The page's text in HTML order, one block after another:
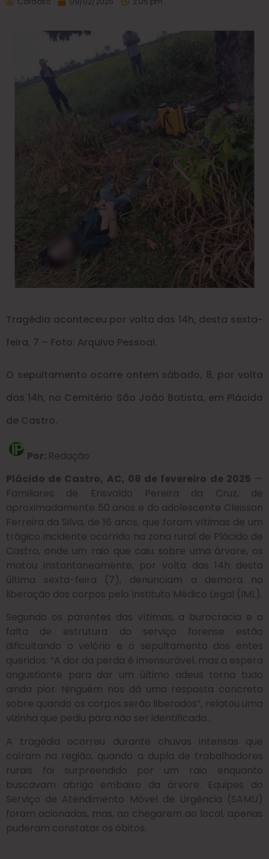
Tragédia aconteceu por volta das 14h, desta sexta-
feira, 7 – Foto: Arquivo Pessoal.
O sepultamento ocorre ontem sábado, 8, por volta
das 14h, no Cemitério São João Batista, em Plácido
de Castro.
Por: Redação
Plácido de Castro, AC, 08 de fevereiro de 2025 —
Familiares de Erisvaldo Pereira da Cruz, de
aproximadamente 50 anos e do adolescente Cleisson
Ferreira da Silva, de 16 anos, que foram vítimas de um
trágico incidente ocorrido na zona rural de Plácido de
Castro, onde um raio que caiu sobre uma árvore, os
matou instantaneamente, por volta das 14h desta
última sexta-feira (7), denunciam a demora na
liberação dos corpos pelo Instituto Médico Legal (IML).
Segundo os parentes das vítimas, a burocracia e a
falta de estrutura do serviço forense estão
dificultando o velório e o sepultamento dos entes
queridos. “A dor da perda é imensurável, mas a espera
angustiante para dar um último adeus torna tudo
ainda pior. Ninguém nos dá uma resposta concreta
sobre quando os corpos serão liberados”, relatou uma
vizinha que pediu para não ser identificada..
A tragédia ocorreu durante chuvas intensas que
caíram na região, quando a dupla de trabalhadores
rurais foi surpreendido por um raio enquanto
buscavam abrigo embaixo da árvore. Equipes do
Serviço de Atendimento Móvel de Urgência (SAMU)
foram acionadas, mas, ao chegarem ao local, apenas
puderam constatar os óbitos.